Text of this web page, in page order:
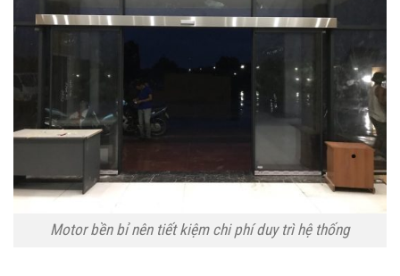
Motor bền bỉ nên tiết kiệm chi phí duy trì hệ thống